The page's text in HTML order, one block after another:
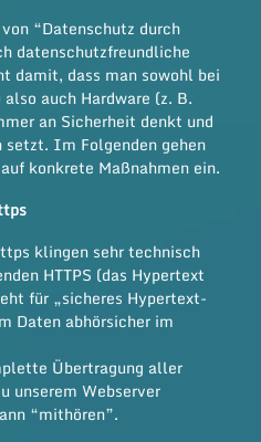
“Datenschutz durch
datenschutzfreundliche
damit, dass man sowohl bei
auch Hardware (z. B.
an Sicherheit denkt und
setzt. Im Folgenden gehen
konkrete Maßnahmen ein.
klingen sehr technisch
HTTPS (das Hypertext
für „sicheres Hypertext-
Daten abhörsicher im
Übertragung aller
unserem Webserver
“mithören”.